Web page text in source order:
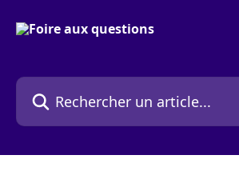
Rechercher un article...